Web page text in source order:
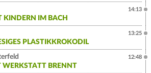
KINDERN IM BACH
14:13
PLASTIKKROKODIL
13:25
BRENNT
12:48